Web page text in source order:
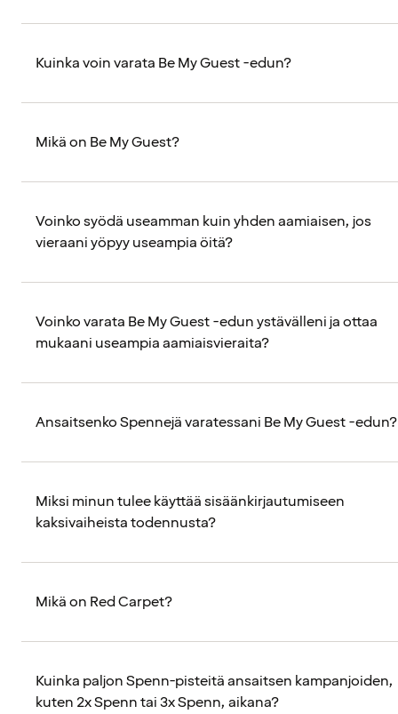
Kuinka voin varata Be My Guest -edun?
Mikä on Be My Guest?
Voinko syödä useamman kuin yhden aamiaisen, jos
vieraani yöpyy useampia öitä?
Voinko varata Be My Guest -edun ystävälleni ja ottaa
mukaani useampia aamiaisvieraita?
Ansaitsenko Spennejä varatessani Be My Guest -edun?
Miksi minun tulee käyttää sisäänkirjautumiseen
kaksivaiheista todennusta?
Mikä on Red Carpet?
Kuinka paljon Spenn-pisteitä ansaitsen kampanjoiden,
kuten 2x Spenn tai 3x Spenn, aikana?